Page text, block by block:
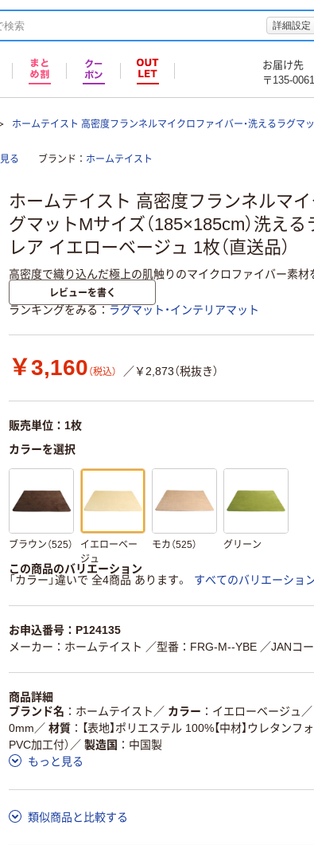
詳細設定
お届け先
〒135-0061
ホームテイスト 高密度フランネルマイクロファイバー・洗えるラグマ
る ブランド ホームテイスト
ホームテイスト 高密度フランネルマイ
グマットMサイズ（185×185cm）洗え
レア イエローベージュ 1枚（直送品）
高密度で織り込んだ極上の肌触りのマイクロファイバー素材
レビューを書く
ランキングをみる ラグマット・インテリアマット
￥3,160 （税込） ／￥2,873（税抜き）
販売単位：1枚
カラーを選択
ブラウン（525）
イエローベー
ジュ
モカ（525） グリーン
この商品のバリエーション
「カラー」違いで 全4商品 あります。
すべてのバリエーショ
お申込番号：P124135
メーカー：ホームテイスト ／型番：FRG-M--YBE ／JANコ
商品詳細
ブランド名
ホームテイスト ／ カラー イエローベージュ ／
0mm ／ 材質
【表地】ポリエステル 100%【中材】ウレタンフ
PVC加工付） ／ 製造国
中国製
もっと見る
類似商品と比較する